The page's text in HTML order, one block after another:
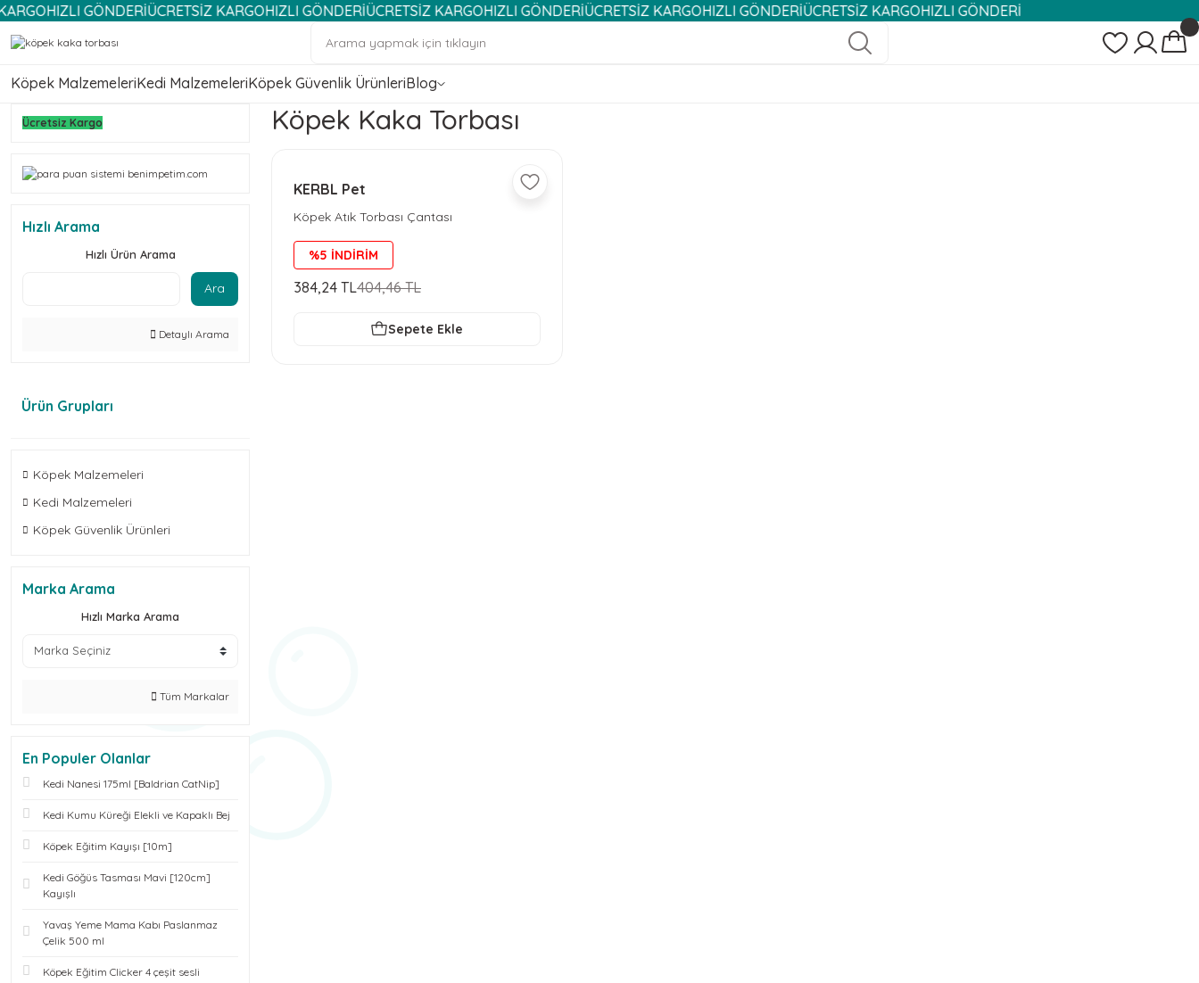
HIZLI GÖNDERİÜCRETSİZ KARGOHIZLI GÖNDERİÜCRETSİZ KARGOHIZLI GÖNDERİÜCRETSİZ KARGOHIZLI GÖNDERİÜCRETSİZ KARGOHIZLI GÖNDERİ
Köpek MalzemeleriKedi MalzemeleriKöpek Güvenlik ÜrünleriBlog
Ücretsiz Kargo
Hızlı Arama
Hızlı Ürün Arama
Ara
Detaylı Arama
Ürün Grupları
Köpek Malzemeleri
Kedi Malzemeleri
Köpek Güvenlik Ürünleri
Marka Arama
Hızlı Marka Arama
Tüm Markalar
En Populer Olanlar
Kedi Nanesi 175ml [Baldrian CatNip]
Kedi Kumu Küreği Elekli ve Kapaklı Bej
Köpek Eğitim Kayışı [10m]
Kedi Göğüs Tasması Mavi [120cm]
Kayışlı
Yavaş Yeme Mama Kabı Paslanmaz
Çelik 500 ml
Köpek Eğitim Clicker 4 çeşit sesli
Köpek Kaka Torbası
KERBL Pet
Köpek Atık Torbası Çantası
%5 İNDİRİM
384,24 TL404,46 TL
Sepete Ekle